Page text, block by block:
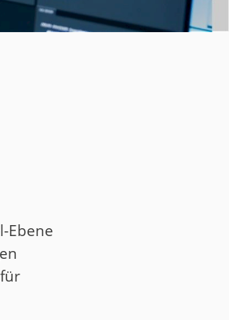
Ebene